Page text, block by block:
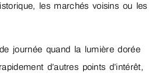
les marchés voisins ou les
journée quand la lumière dorée
d’autres points d’intérêt,